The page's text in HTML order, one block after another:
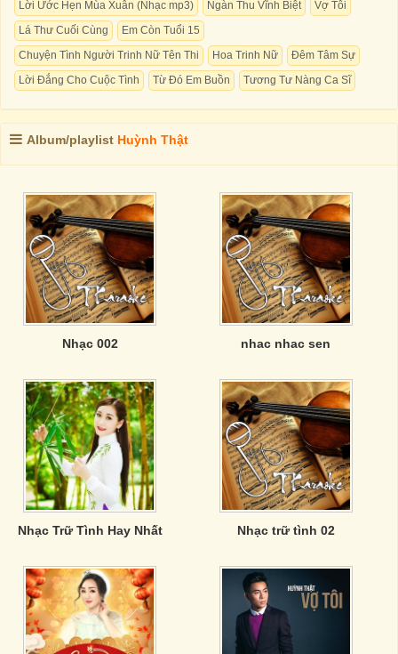
Lời Ước Hẹn Mùa Xuân (Nhạc mp3)
Ngàn Thu Vĩnh Biệt
Vợ Tôi
Lá Thư Cuối Cùng
Em Còn Tuổi 15
Chuyện Tình Người Trinh Nữ Tên Thi
Hoa Trinh Nữ
Đêm Tâm Sự
Lời Đắng Cho Cuộc Tình
Từ Đó Em Buồn Tương Tư Nàng Ca Sĩ
Album/playlist Huỳnh Thật
Nhạc 002 nhac nhac sen
Nhạc Trữ Tình Hay Nhất Nhạc trữ tình 02